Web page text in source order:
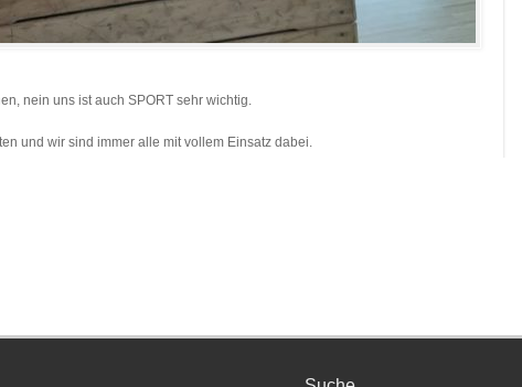
nein uns ist auch SPORT sehr wichtig.
und wir sind immer alle mit vollem Einsatz dabei.